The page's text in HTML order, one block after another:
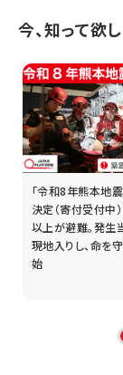
今、知って欲
「令和8年熊本地
決定（寄付受付中
以上が避難。発生
現地入りし、命を
始